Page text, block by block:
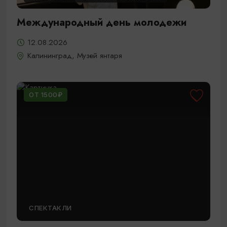
Международный день молодежи
12.08.2026
Калининград, Музей янтаря
ОТ 1500₽
СПЕКТАКЛИ